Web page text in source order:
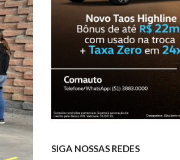
SIGA NOSSAS REDES